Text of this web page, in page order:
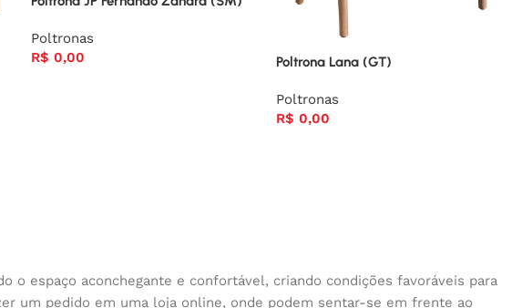
Poltronas
R$ 0,00 Poltrona Lana (GT)
Poltronas
R$ 0,00
espaço aconchegante e confortável, criando condições favoráveis para
um pedido em uma loja online, onde podem sentar-se em frente ao